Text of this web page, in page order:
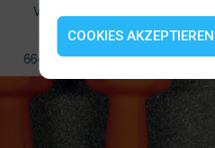
COOKIES AKZEPTIEREN